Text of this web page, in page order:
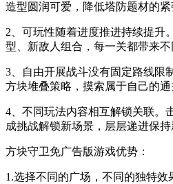
造型圆润可爱，降低塔防题材的紧
2、可玩性随着进度推进持续提升
型、新敌人组合，每一关都带来不
3、自由开展战斗没有固定路线限
方块堆叠策略，摸索属于自己的通
4、不同玩法内容相互解锁关联。
成挑战解锁新场景，层层递进保持
方块守卫免广告版游戏优势：
1.选择不同的广场，不同的独特效